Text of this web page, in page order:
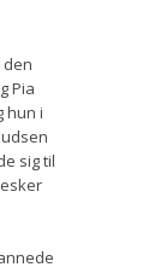
den
Pia
hun i
sig til